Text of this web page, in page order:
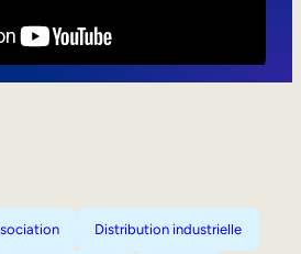
Distribution industrielle